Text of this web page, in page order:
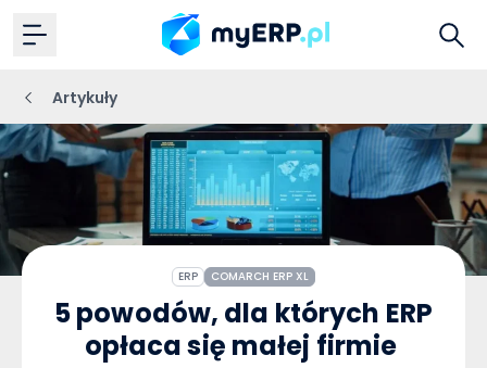
Artykuły
ERP COMARCH ERP XL
5 powodów, dla których ERP
opłaca się małej firmie